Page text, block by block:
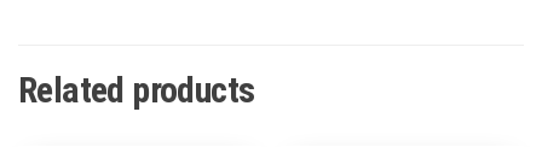
Related products